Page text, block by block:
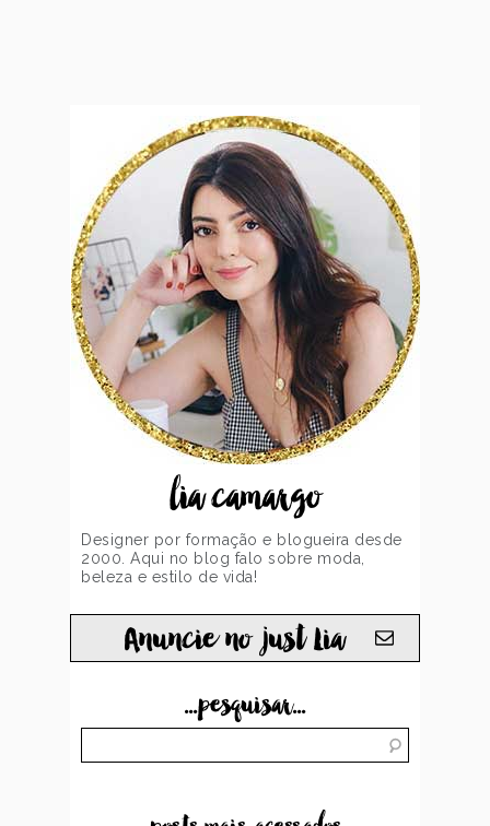
lia camargo
Designer por formação e blogueira desde
2000. Aqui no blog falo sobre moda,
beleza e estilo de vida!
Anuncie no just Lia
...pesquisar...